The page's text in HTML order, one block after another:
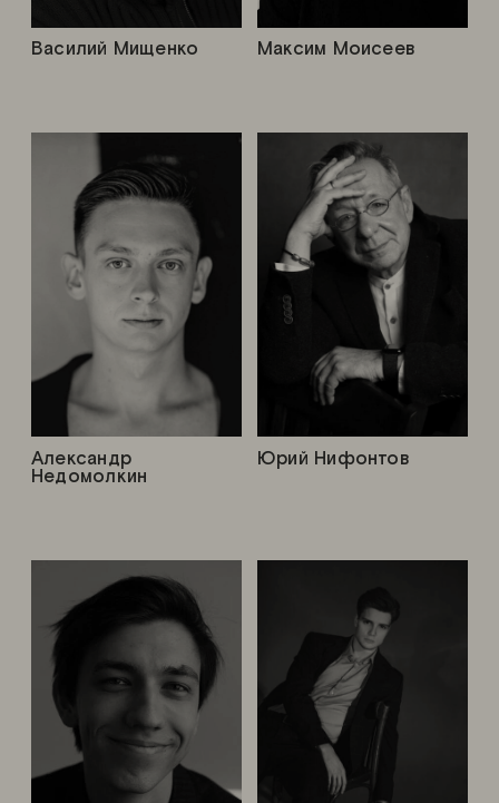
Александр
Недомолкин
Василий Мищенко Максим Моисеев
Юрий Нифонтов